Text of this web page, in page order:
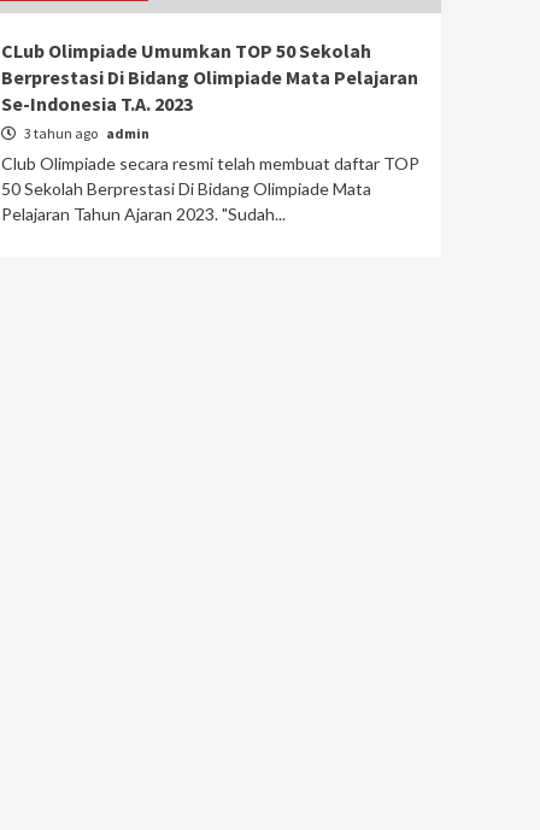
CLub Olimpiade Umumkan TOP 50 Sekolah
Berprestasi Di Bidang Olimpiade Mata Pelajaran
Se-Indonesia T.A. 2023
3 tahun ago admin
Club Olimpiade secara resmi telah membuat daftar TOP
50 Sekolah Berprestasi Di Bidang Olimpiade Mata
Pelajaran Tahun Ajaran 2023. "Sudah...